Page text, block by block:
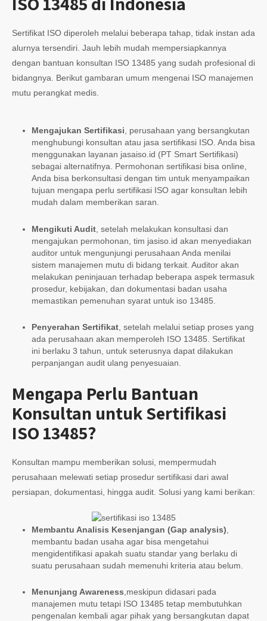
Sertifikat ISO diperoleh melalui beberapa tahap, tidak instan ada
alurnya tersendiri. Jauh lebih mudah mempersiapkannya
dengan bantuan konsultan ISO 13485 yang sudah profesional di
bidangnya. Berikut gambaran umum mengenai ISO manajemen
mutu perangkat medis.
Mengajukan Sertifikasi, perusahaan yang bersangkutan
menghubungi konsultan atau jasa sertifikasi ISO. Anda bisa
menggunakan layanan jasaiso.id (PT Smart Sertifikasi)
sebagai alternatifnya. Permohonan sertifikasi bisa online,
Anda bisa berkonsultasi dengan tim untuk menyampaikan
tujuan mengapa perlu sertifikasi ISO agar konsultan lebih
mudah dalam memberikan saran.
Mengikuti Audit, setelah melakukan konsultasi dan
mengajukan permohonan, tim jasiso.id akan menyediakan
auditor untuk mengunjungi perusahaan Anda menilai
sistem manajemen mutu di bidang terkait. Auditor akan
melakukan peninjauan terhadap beberapa aspek termasuk
prosedur, kebijakan, dan dokumentasi badan usaha
memastikan pemenuhan syarat untuk iso 13485.
Penyerahan Sertifikat, setelah melalui setiap proses yang
ada perusahaan akan memperoleh ISO 13485. Sertifikat
ini berlaku 3 tahun, untuk seterusnya dapat dilakukan
perpanjangan audit ulang penyesuaian.
Mengapa Perlu Bantuan
Konsultan untuk Sertifikasi
ISO 13485?
Konsultan mampu memberikan solusi, mempermudah
perusahaan melewati setiap prosedur sertifikasi dari awal
persiapan, dokumentasi, hingga audit. Solusi yang kami berikan:
Membantu Analisis Kesenjangan (Gap analysis)
membantu badan usaha agar bisa mengetahui
mengidentifikasi apakah suatu standar yang berlaku di
suatu perusahaan sudah memenuhi kriteria atau belum.
Menunjang Awareness,meskipun didasari pada
manajemen mutu tetapi ISO 13485 tetap membutuhkan
pengenalan kembali agar pihak yang bersangkutan dapat